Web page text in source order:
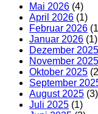
Mai 2026 (4)
April 2026 (1)
Februar 2026
Januar 2026 (1)
Dezember 2025
November 2025
Oktober 2025
September
August 2025 (3)
Juli 2025 (1)